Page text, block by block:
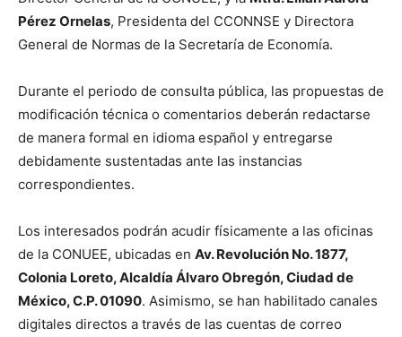
Pérez Ornelas, Presidenta del CCONNSE y Directora
General de Normas de la Secretaría de Economía.
Durante el periodo de consulta pública, las propuestas de
modificación técnica o comentarios deberán redactarse
de manera formal en idioma español y entregarse
debidamente sustentadas ante las instancias
correspondientes.
Los interesados podrán acudir físicamente a las oficinas
de la CONUEE, ubicadas en Av. Revolución No. 1877,
Colonia Loreto, Alcaldía Álvaro Obregón, Ciudad de
México, C.P. 01090. Asimismo, se han habilitado canales
digitales directos a través de las cuentas de correo